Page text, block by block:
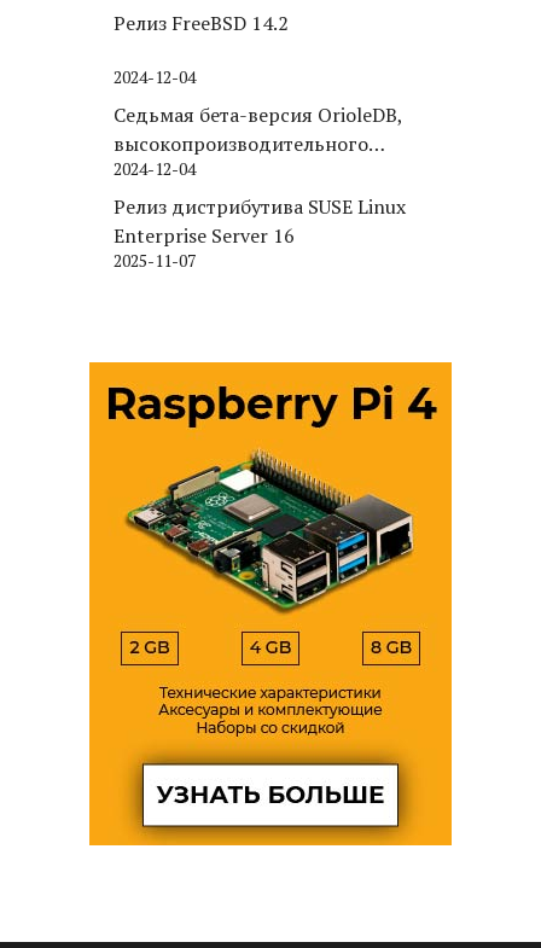
Релиз FreeBSD 14.2
2024-12-04
Седьмая бета-версия OrioleDB,
высокопроизводительного
движка хранения для PostgreSQL
2024-12-04
Релиз дистрибутива SUSE Linux
Enterprise Server 16
2025-11-07